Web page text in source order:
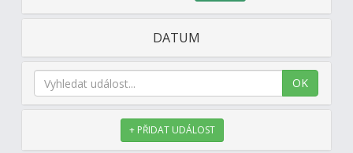
DATUM
OK
+ PŘIDAT UDÁLOST